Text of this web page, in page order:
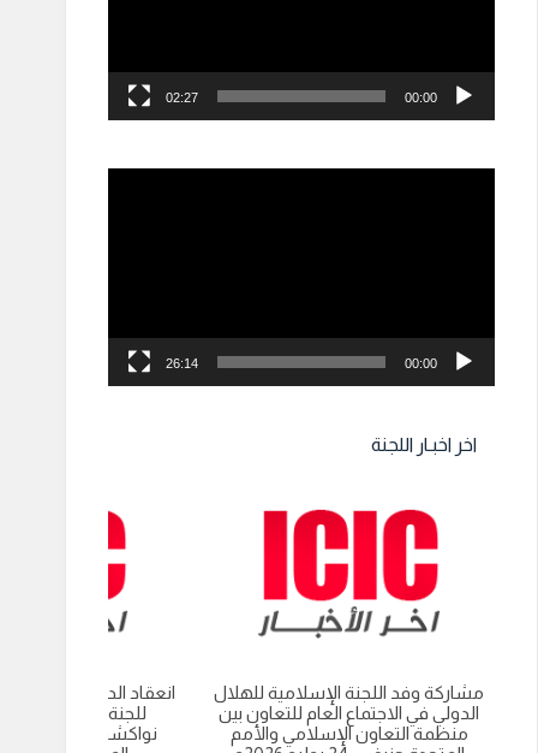
00:00
02:27
00:00
26:14
اخر اخبـار اللجنة
مشاركة وفد اللجنة الإسلامية للهلال
الدولي في الاجتماع العام للتعاون بين
منظمة التعاون الإسلامي والأمم
انعقاد الدورة العادية
للجنة الاسلامية
نواكشوط-